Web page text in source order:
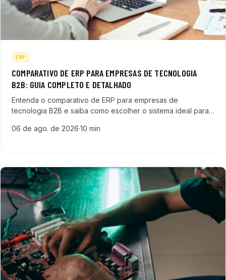
ERP
COMPARATIVO DE ERP PARA EMPRESAS DE TECNOLOGIA
B2B: GUIA COMPLETO E DETALHADO
Entenda o comparativo de ERP para empresas de
tecnologia B2B e saiba como escolher o sistema ideal para
crescimento do seu negócio.
06 de ago. de 2026·10 min